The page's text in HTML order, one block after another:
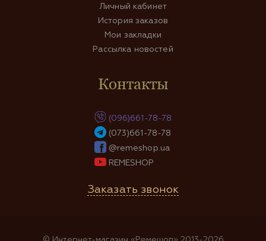
Личный кабинет
История заказов
Мои закладки
Рассылка новостей
Контакты
(096)661-78-78
(073)661-78-78
@remeshop.ua
REMESHOP
Заказать звонок